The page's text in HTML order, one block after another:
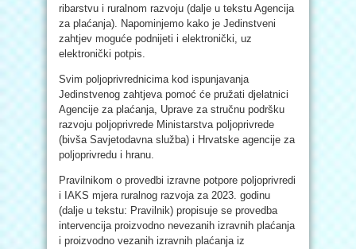
ribarstvu i ruralnom razvoju (dalje u tekstu Agencija
za plaćanja). Napominjemo kako je Jedinstveni
zahtjev moguće podnijeti i elektronički, uz
elektronički potpis.
Svim poljoprivrednicima kod ispunjavanja
Jedinstvenog zahtjeva pomoć će pružati djelatnici
Agencije za plaćanja, Uprave za stručnu podršku
razvoju poljoprivrede Ministarstva poljoprivrede
(bivša Savjetodavna služba) i Hrvatske agencije za
poljoprivredu i hranu.
Pravilnikom o provedbi izravne potpore poljoprivredi
i IAKS mjera ruralnog razvoja za 2023. godinu
(dalje u tekstu: Pravilnik) propisuje se provedba
intervencija proizvodno nevezanih izravnih plaćanja
i proizvodno vezanih izravnih plaćanja iz